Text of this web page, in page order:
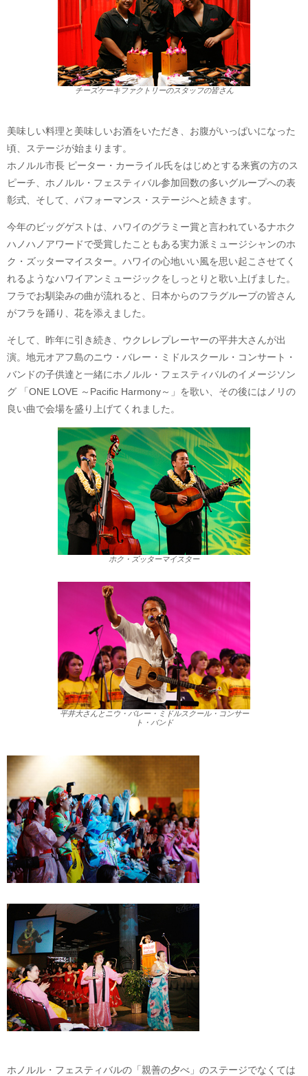
チーズケーキファクトリーのスタッフの皆さん
美味しい料理と美味しいお酒をいただき、お腹がいっぱいになった
頃、ステージが始まります。
ホノルル市長 ピーター・カーライル氏をはじめとする来賓の方のス
ピーチ、ホノルル・フェスティバル参加回数の多いグループへの表
彰式、そして、パフォーマンス・ステージへと続きます。
今年のビッグゲストは、ハワイのグラミー賞と言われているナホク
ハノハノアワードで受賞したこともある実力派ミュージシャンのホ
ク・ズッターマイスター。ハワイの心地いい風を思い起こさせてく
れるようなハワイアンミュージックをしっとりと歌い上げました。
フラでお馴染みの曲が流れると、日本からのフラグループの皆さん
がフラを踊り、花を添えました。
そして、昨年に引き続き、ウクレレプレーヤーの平井大さんが出
演。地元オアフ島のニウ・バレー・ミドルスクール・コンサート・
バンドの子供達と一緒にホノルル・フェスティバルのイメージソン
グ 「ONE LOVE ～Pacific Harmony～」を歌い、その後にはノリの
良い曲で会場を盛り上げてくれました。
ホク・ズッターマイスター
平井大さんとニウ・バレー・ミドルスクール・コンサー
ト・バンド
ホノルル・フェスティバルの「親善の夕べ」のステージでなくては